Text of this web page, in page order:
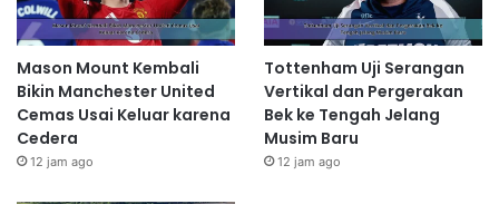
Mason Mount Kembali
Bikin Manchester United
Cemas Usai Keluar karena
Cedera
12 jam ago
Tottenham Uji Serangan
Vertikal dan Pergerakan
Bek ke Tengah Jelang
Musim Baru
12 jam ago